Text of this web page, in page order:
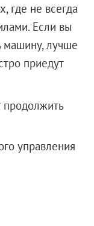
где не всегда
Если вы
машину, лучше
приедут
продолжить
управления